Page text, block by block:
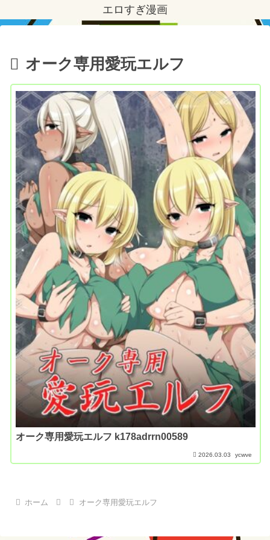
エロすぎ漫画
オーク専用愛玩エルフ
オーク専用愛玩エルフ k178adrrn00589
2026.03.03 ycwve
ホーム オーク専用愛玩エルフ